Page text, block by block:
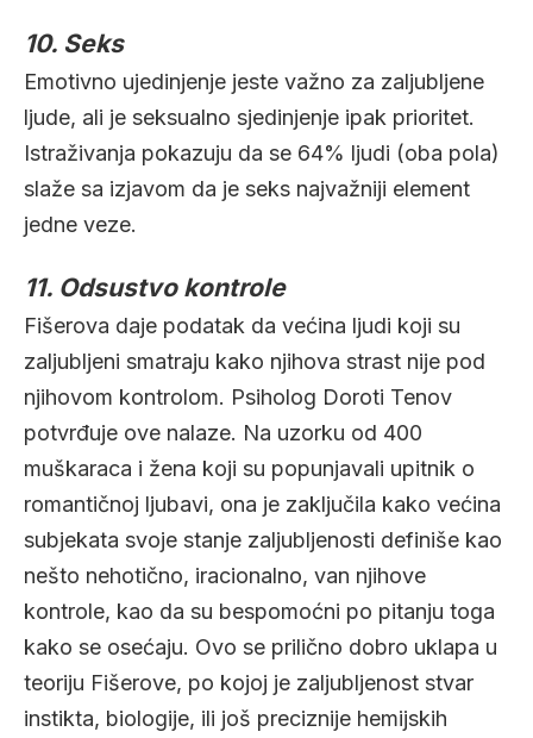
10. Seks
Emotivno ujedinjenje jeste važno za zaljubljene
ljude, ali je seksualno sjedinjenje ipak prioritet.
Istraživanja pokazuju da se 64% ljudi (oba pola)
slaže sa izjavom da je seks najvažniji element
jedne veze.
11. Odsustvo kontrole
Fišerova daje podatak da većina ljudi koji su
zaljubljeni smatraju kako njihova strast nije pod
njihovom kontrolom. Psiholog Doroti Tenov
potvrđuje ove nalaze. Na uzorku od 400
muškaraca i žena koji su popunjavali upitnik o
romantičnoj ljubavi, ona je zaključila kako većina
subjekata svoje stanje zaljubljenosti definiše kao
nešto nehotično, iracionalno, van njihove
kontrole, kao da su bespomoćni po pitanju toga
kako se osećaju. Ovo se prilično dobro uklapa u
teoriju Fišerove, po kojoj je zaljubljenost stvar
instikta, biologije, ili još preciznije hemijskih